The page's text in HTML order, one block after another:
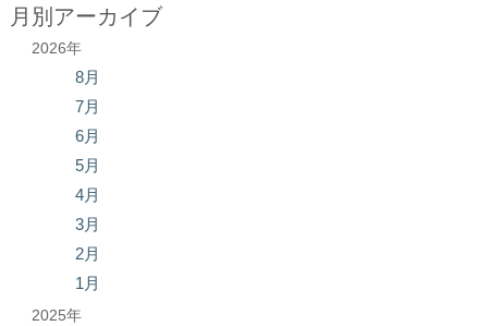
月別アーカイブ
2026年
8月
7月
6月
5月
4月
3月
2月
1月
2025年